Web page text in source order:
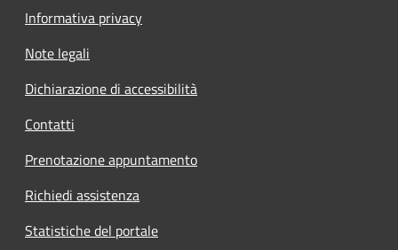
Informativa privacy
Note legali
Dichiarazione di accessibilità
Contatti
Prenotazione appuntamento
Richiedi assistenza
Statistiche del portale